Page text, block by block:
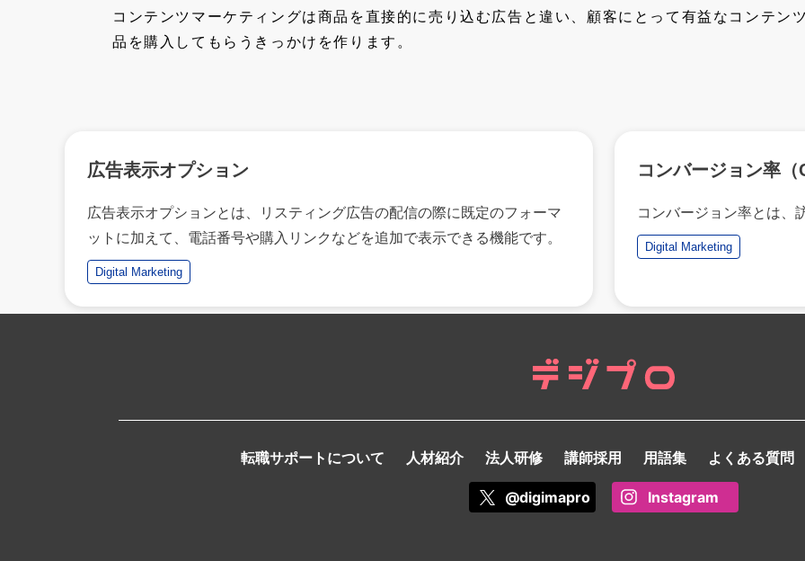
コンテンツマーケティングは商品を直接的に売り込む広告と違い、顧客にとって有益なコンテン
品を購入してもらうきっかけを作ります。
広告表示オプション
広告表示オプションとは、リスティング広告の配信の際に既定のフォーマ
ットに加えて、電話番号や購入リンクなどを追加で表示できる機能です。
Digital Marketing
コンバージョン率（
コンバージョン率とは、
Digital Marketing
転職サポートについて 人材紹介 法人研修 講師採用 用語集 よくある質問
@digimapro Instagram